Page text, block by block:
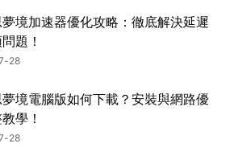
境加速器優化攻略：徹底解決延遲
題！
28
境電腦版如何下載？安裝與網路優
學！
28